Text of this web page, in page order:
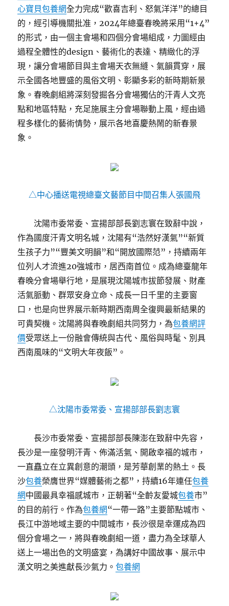
心寶貝包養網全力完成“歡喜吉利、怒氣洋洋”的總目
的，經引導機關批准，2024年總臺春晚將采用“1+4”
的形式，由一個主會場和四個分會場組成，力圖經由
過程全體性的design、藝術化的表達、精緻化的浮
現，讓分會場節目與主會場天衣無縫、氣韻貫穿，展
示全國各地豐盛的風俗文明、彰顯多彩的新時期新景
象。春晚劇組將深刻發掘各分會場獨佔的汗青人文亮
點和地區特點，充足施展主分會場聯動上風，經由過
程多樣化的藝術情勢，展示各地喜慶熱鬧的新春景
象。
△中心播送電視總臺文藝節目中間召集人張國飛
沈陽市委常委、宣揚部部長劉志寰在致辭中說，
作為國度汗青文明名城，沈陽有“浩然好漢氣”“新質
生孩子力”“豐美文明韻”和“開放國際范”，持續兩年
位列人才流進20強城市，居西南首位。成為總臺龍年
春晚分會場舉行地，是展現沈陽城市拔節發展、財產
活氣脈動、群眾安身立命、成長一日千里的主要窗
口，也是向世界展示新時期西南周全復興最新結果的
可貴契機。沈陽將與春晚劇組共同努力，為包養網評
價受眾送上一份融會傳統與古代、風俗與時髦、別具
西南風味的“文明大年夜飯”。
△沈陽市委常委、宣揚部部長劉志寰
長沙市委常委、宣揚部部長陳澎在致辭中先容，
長沙是一座發明汗青、佈滿活氣、開啟幸福的城市，
一直矗立在立異創意的潮頭，是芳華創業的熱土。長
沙包養榮膺世界“媒體藝術之都”，持續16年連任包養
網中國最具幸福感城市，正朝著“全齡友愛城包養市”
的目的前行。作為包養網“一帶一路”主要節點城市、
長江中游地域主要的中間城市，長沙很是幸運成為四
個分會場之一，將與春晚劇組一道，盡力為全球華人
送上一場出色的文明盛宴，為講好中國故事、展示中
漢文明之美進獻長沙氣力。包養網